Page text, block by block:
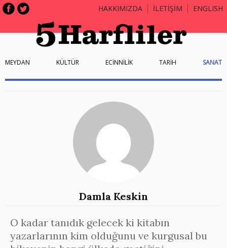
HAKKIMIZDA İLETİŞİM ENGLISH
MEYDAN KÜLTÜR ECİNNİLİK TARİH SANAT
Damla Keskin
O kadar tanıdık gelecek ki kitabın
yazarlarının kim olduğunu ve kurgusal bu